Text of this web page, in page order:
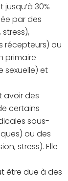
30%
par des
récepteurs) ou
primaire
sexuelle) et
avoir des
certains
sous-
ou des
stress). Elle
être due à des